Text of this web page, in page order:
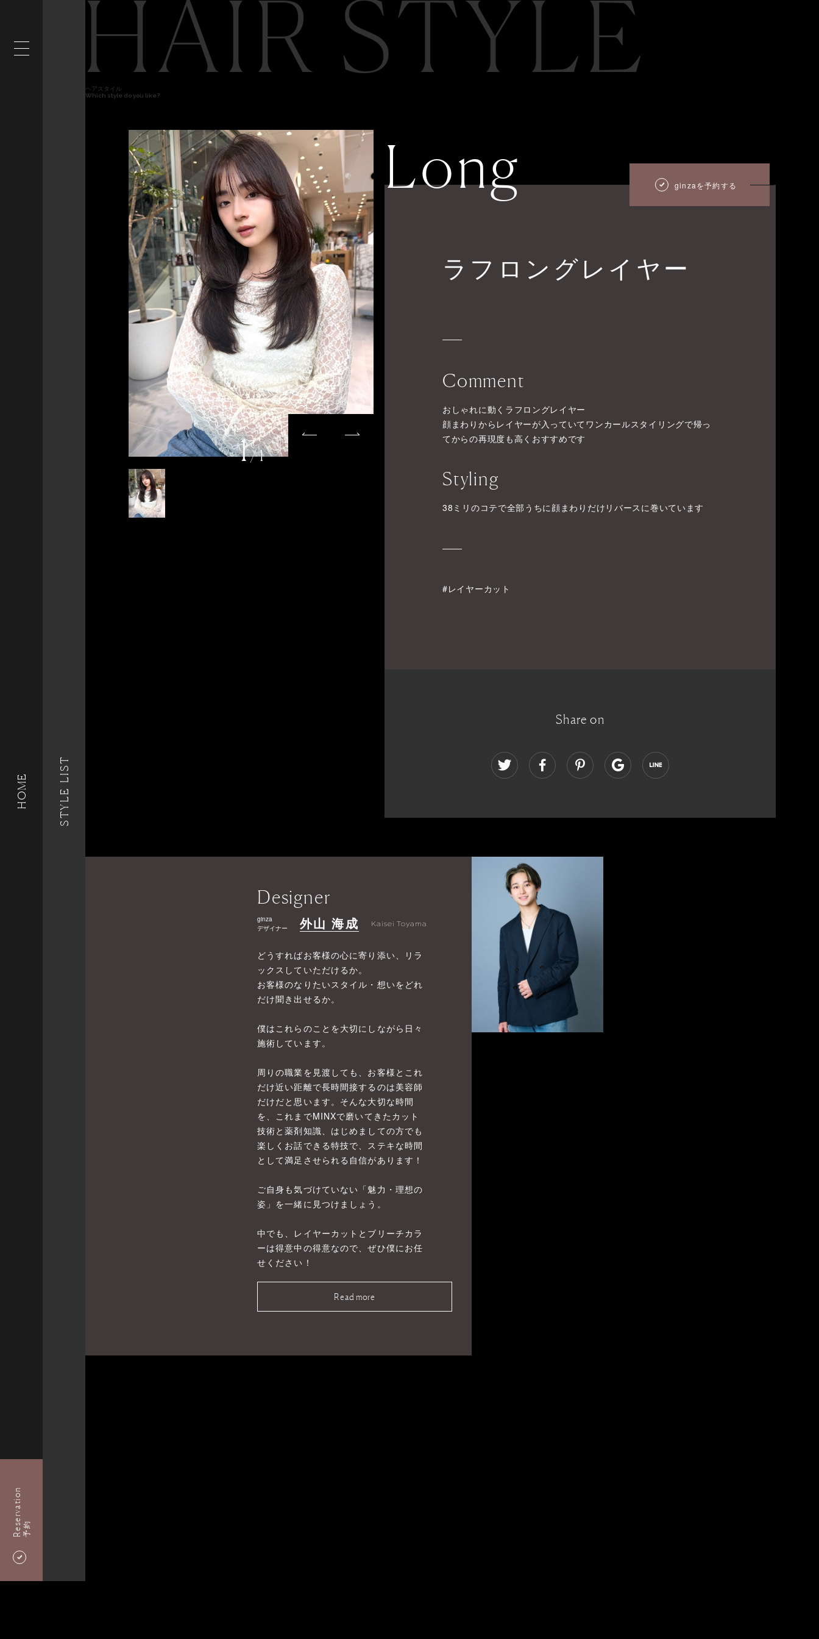
HOME
Reservation予約
STYLE LIST
HAIR STYLE
ヘアスタイル
Which style do you like?
1/1
Long ginzaを予約する
ラフロングレイヤー
Comment
おしゃれに動くラフロングレイヤー
顔まわりからレイヤーが入っていてワンカールスタイリングで帰っ
てからの再現度も高くおすすめです
Styling
38ミリのコテで全部うちに顔まわりだけリバースに巻いています
#レイヤーカット
Share on
Designer
ginza
デザイナー
外山 海成 Kaisei Toyama
どうすればお客様の心に寄り添い、リラ
ックスしていただけるか。
お客様のなりたいスタイル・想いをどれ
だけ聞き出せるか。
僕はこれらのことを大切にしながら日々
施術しています。
周りの職業を見渡しても、お客様とこれ
だけ近い距離で長時間接するのは美容師
だけだと思います。そんな大切な時間
を、これまでMINXで磨いてきたカット
技術と薬剤知識、はじめましての方でも
楽しくお話できる特技で、ステキな時間
として満足させられる自信があります！
ご自身も気づけていない「魅力・理想の
姿」を一緒に見つけましょう。
中でも、レイヤーカットとブリーチカラ
ーは得意中の得意なので、ぜひ僕にお任
せください！
Read more